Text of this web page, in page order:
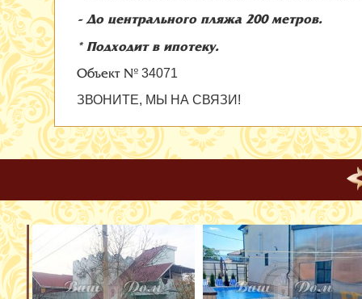
- До центрального пляжа 200 метров.
* Подходит в ипотеку.
Объект № 34071
ЗВОНИТЕ, МЫ НА СВЯЗИ!